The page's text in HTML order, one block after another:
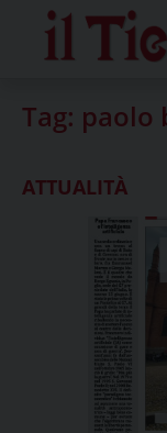
content
Tag: paolo
ATTUALITÀ